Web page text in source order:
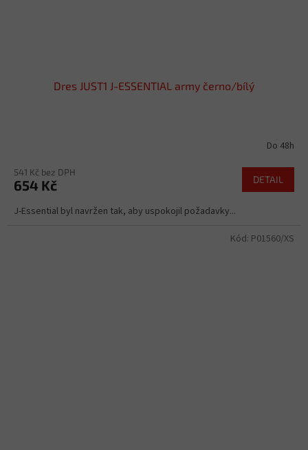
Dres JUST1 J-ESSENTIAL army černo/bílý
Do 48h
541 Kč bez DPH
654 Kč DETAIL
J-Essential byl navržen tak, aby uspokojil požadavky...
Kód: P01560/XS